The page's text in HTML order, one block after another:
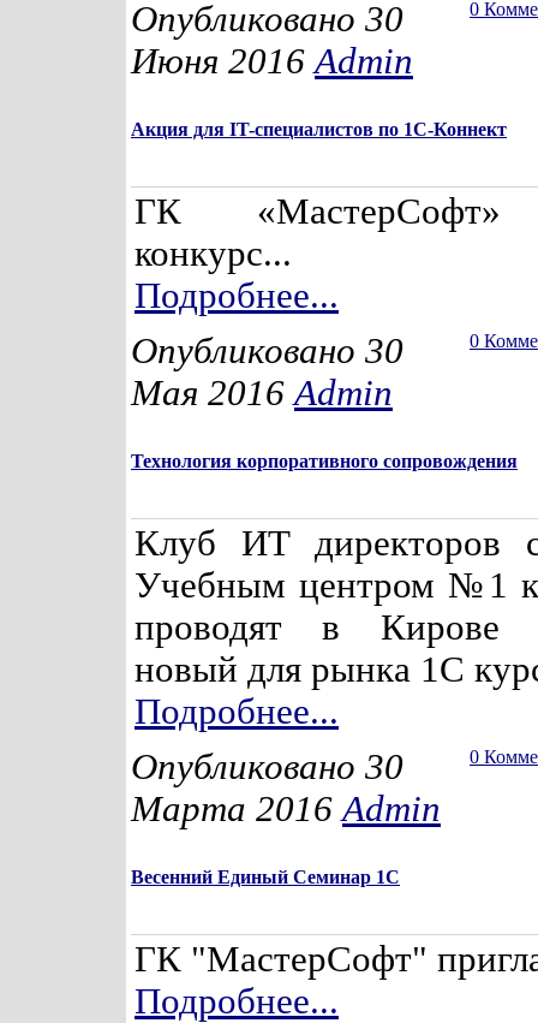
0
Опубликовано 30
Июня 2016Admin
Акция для IT-специалистов по 1С-Коннект
ГК «МастерСофт»
конкурс...
Подробнее...
0
Опубликовано 30
Мая 2016Admin
Технология корпоративного сопровождения
Клуб ИТ директоров
Учебным центром №1
проводят в Кирове
новый для рынка 1С
Подробнее...
0
Опубликовано 30
Марта 2016Admin
Весенний Единый Семинар 1С
ГК "МастерСофт"
Подробнее...